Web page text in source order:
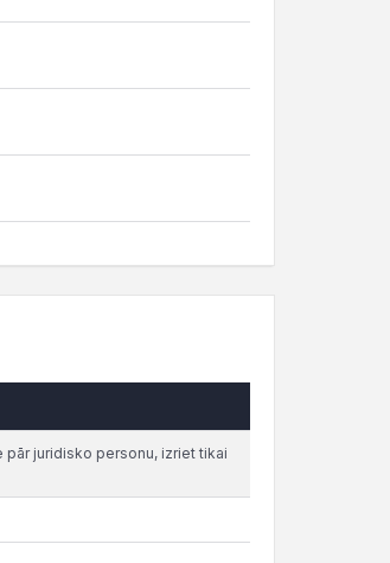
juridisko personu, izriet tikai